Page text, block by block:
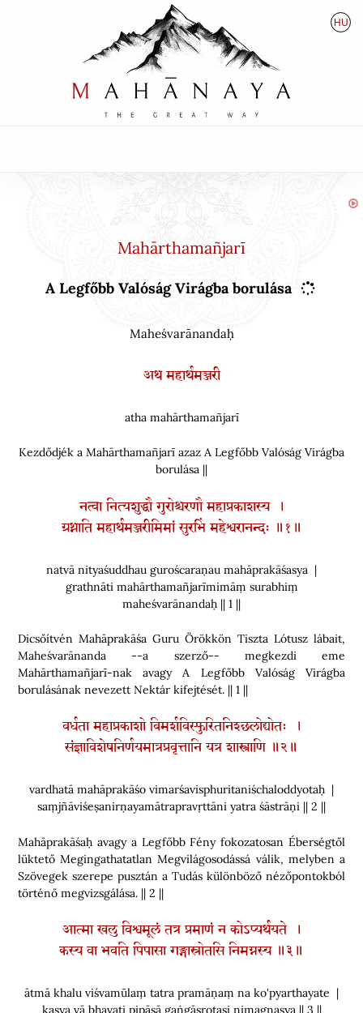
HU
Mahārthamañjarī
A Legfőbb Valóság Virágba borulása
Maheśvarānandaḥ
अथ महार्थमञ्जरी
atha mahārthamañjarī
Kezdődjék a Mahārthamañjarī azaz A Legfőbb Valóság Virágba
borulása ||
नत्वा नित्यशुद्धौ गुरोश्चरणौ महाप्रकाशस्य ।
ग्रथ्नाति महार्थमञ्जरीमिमां सुरभिं महेश्वरानन्दः ॥१॥
natvā nityaśuddhau guroścaraṇau mahāprakāśasya |
grathnāti mahārthamañjarīmimāṃ surabhiṃ
maheśvarānandaḥ || 1 ||
Dicsőítvén Mahāprakāśa Guru Örökkön Tiszta Lótusz lábait,
Maheśvarānanda --a szerző-- megkezdi eme
Mahārthamañjarī-nak avagy A Legfőbb Valóság Virágba
borulásának nevezett Nektár kifejtését. || 1 ||
वर्धता महाप्रकाशो विमर्शविस्फुरितनिश्छलोद्द्योतः ।
संज्ञाविशेषनिर्णयमात्रप्रवृत्तानि यत्र शास्त्राणि ॥२॥
vardhatā mahāprakāśo vimarśavisphuritaniśchaloddyotaḥ |
saṃjñāviśeṣanirṇayamātrapravṛttāni yatra śāstrāṇi || 2 ||
Mahāprakāśaḥ avagy a Legfőbb Fény fokozatosan Éberségtől
lüktető Megingathatatlan Megvilágosodássá válik, melyben a
Szövegek szerepe pusztán a Tudás különböző nézőpontokból
történő megvizsgálása. || 2 ||
आत्मा खलु विश्वमूलं तत्र प्रमाणं न कोऽप्यर्थयते ।
कस्य वा भवति पिपासा गङ्गास्रोतसि निमग्नस्य ॥३॥
ātmā khalu viśvamūlaṃ tatra pramāṇaṃ na ko'pyarthayate |
kasya vā bhavati pipāsā gaṅgāsrotasi nimagnasya || 3 ||